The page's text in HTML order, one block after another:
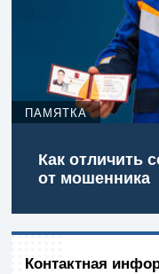
ПАМЯТКА
Как отличить
от мошенника
Контактная